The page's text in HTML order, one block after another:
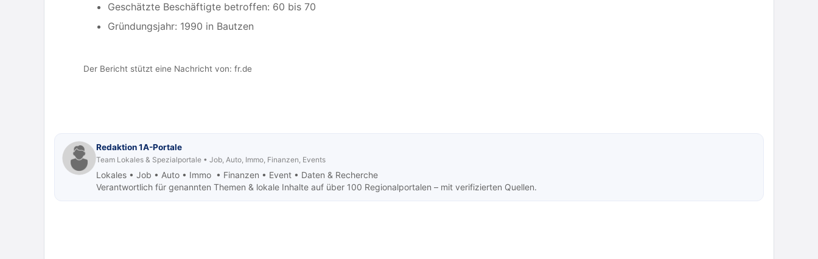
Geschätzte Beschäftigte betroffen: 60 bis 70
Gründungsjahr: 1990 in Bautzen
Der Bericht stützt eine Nachricht von: fr.de
Redaktion 1A-Portale
Team Lokales & Spezialportale • Job, Auto, Immo, Finanzen, Events
Lokales • Job • Auto • Immo • Finanzen • Event • Daten & Recherche
Verantwortlich für genannten Themen & lokale Inhalte auf über 100 Regionalportalen – mit verifizierten Quellen.